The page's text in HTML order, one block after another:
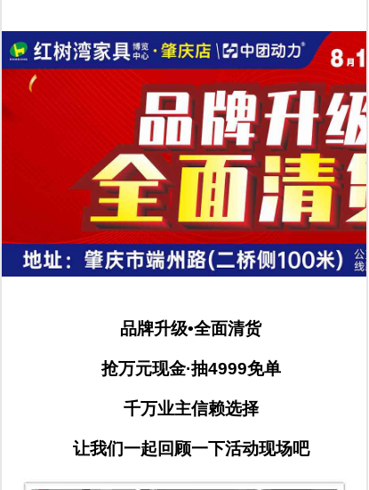
品牌升级•全面清货
抢万元现金·抽4999免单
千万业主信赖选择
让我们一起回顾一下活动现场吧